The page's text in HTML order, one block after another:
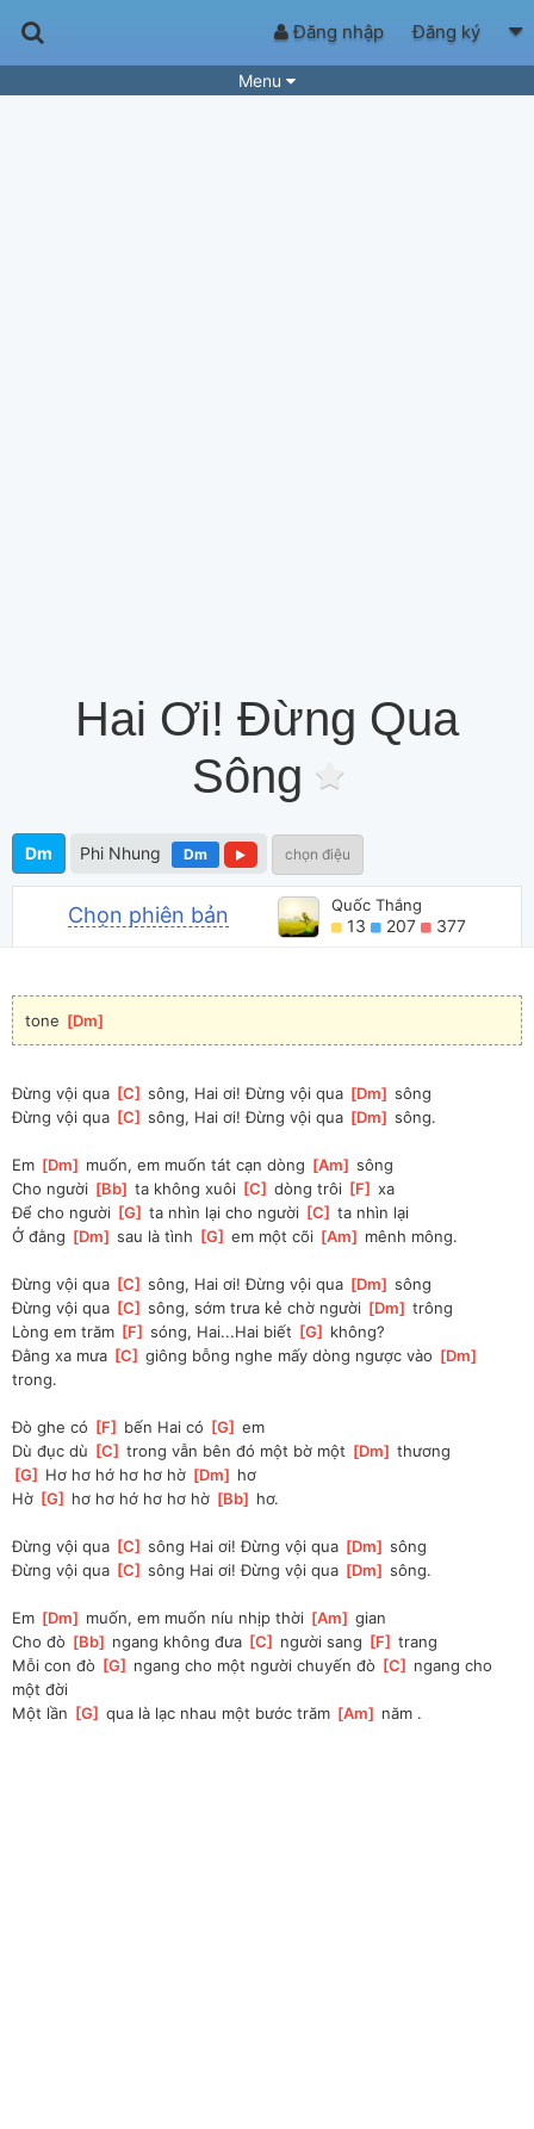
Đăng nhập Đăng ký
Menu
Hai Ơi! Đừng Qua
Sông
Dm Phi Nhung Dm chọn điệu
Chọn phiên bản Quốc Thắng
13 207 377
tone [Dm
Đừng vội qua [C ] sông, Hai ơi! Đừng vội qua [Dm ] sông
Đừng vội qua [C ] sông, Hai ơi! Đừng vội qua [Dm ] sông.
Em [Dm muốn, em muốn tát cạn dòng [Am ] sông
Cho người [Bb ] ta không xuôi [C ] dòng trôi [F ] xa
Để cho người [G ] ta nhìn lại cho người [C ] ta nhìn lại
Ở đằng [Dm ] sau là tình [G ] em một cõi [Am mênh mông.
Đừng vội qua [C ] sông, Hai ơi! Đừng vội qua [Dm ] sông
Đừng vội qua [C ] sông, sớm trưa kẻ chờ người [Dm ] trông
Lòng em trăm [F ] sóng, Hai...Hai biết [G
không?
Đằng xa mưa [C ] giông bỗng nghe mấy dòng ngược vào [Dm
trong.
Đò ghe có [F bến Hai có [G ] em
Dù đục dù [C ] trong vẫn bên đó một bờ một [Dm ] thương
[G Hơ hơ hớ hơ hơ hờ [Dm
hơ
Hờ [G hơ hơ hớ hơ hơ hờ [Bb hơ.
Đừng vội qua [C ] sông Hai ơi! Đừng vội qua [Dm ] sông
Đừng vội qua [C ] sông Hai ơi! Đừng vội qua [Dm ] sông.
Em [Dm muốn, em muốn níu nhịp thời [Am ] gian
Cho đò [Bb ngang không đưa [C người sang [F ] trang
Mỗi con đò [G ngang cho một người chuyến đò [C
ngang cho
một đời
Một lần [G ] qua là lạc nhau một bước trăm [Am năm .